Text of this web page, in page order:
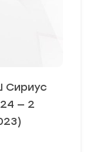
Сириус
— 2